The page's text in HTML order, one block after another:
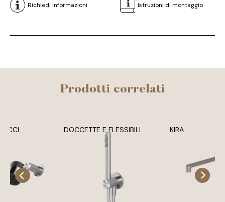
Richiedi informazioni Istruzioni di montaggio
Prodotti correlati
DOCCETTE E FLESSIBILI KIRA